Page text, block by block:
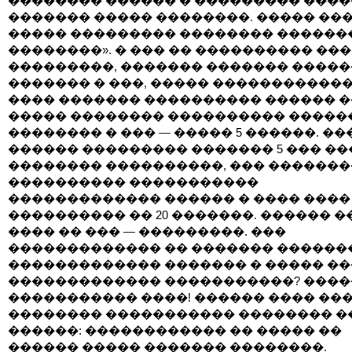
������� ����� ��������. �����
����� ��������� ��������
��������». � ��� �� ����������
���������, ������� �������
������� � ���, �����
���� ������� ���������� ������
����� �������� ����������
�������� � ��� — ����� 5 ������.
������ ��������� ������� 5 ���
�������� ����������, ���
���������� �����������
������������� ������ � ���� ����
���������� �� 20 �������. ������
���� �� ��� — ���������. ���
������������� �� �������
������������� ������� � �����
������������� �����������?
����������� ����! ������ ����
�������� ����������� ��������
������: ������������ �� ����� ��
������ ����� ������� ��������.